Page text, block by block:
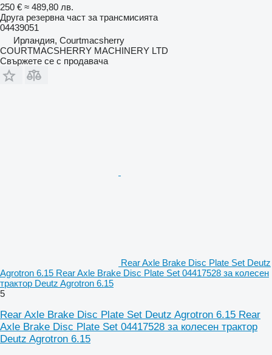
250 € ≈ 489,80 лв.
Друга резервна част за трансмисията
04439051
Ирландия, Courtmacsherry
COURTMACSHERRY MACHINERY LTD
Свържете се с продавача
Rear Axle Brake Disc Plate Set Deutz
Agrotron 6.15 Rear Axle Brake Disc Plate Set 04417528 за колесен
трактор Deutz Agrotron 6.15
5
Rear Axle Brake Disc Plate Set Deutz Agrotron 6.15 Rear
Axle Brake Disc Plate Set 04417528 за колесен трактор
Deutz Agrotron 6.15